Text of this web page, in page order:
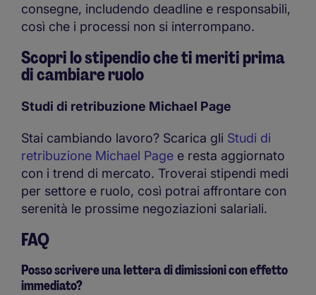
consegne, includendo deadline e responsabili,
così che i processi non si interrompano.
Scopri lo stipendio che ti meriti prima
di cambiare ruolo
Studi di retribuzione Michael Page
Stai cambiando lavoro? Scarica gli Studi di
retribuzione Michael Page e resta aggiornato
con i trend di mercato. Troverai stipendi medi
per settore e ruolo, così potrai affrontare con
serenità le prossime negoziazioni salariali.
FAQ
Posso scrivere una lettera di dimissioni con effetto
immediato?